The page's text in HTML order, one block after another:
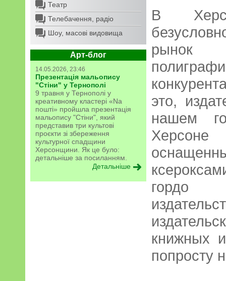
Театр
Телебачення, радіо
Шоу, масові видовища
Арт-блог
14.05.2026, 23:46
Презентація мальопису
"Стіни" у Тернополі
9 травня у Тернополі у
креативному кластері «Na
пошті» пройшла презентація
мальопису "Стіни", який
представив три культові
проєкти зі збереження
культурної спадщини
Херсонщини. Як це було:
детальніше за посиланням.
Детальніше
В
это,
нашем
Херсоне
гордо
книжных
попросту